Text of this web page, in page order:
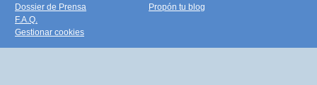
Dossier de Prensa
F.A.Q.
Gestionar cookies
Propón tu blog